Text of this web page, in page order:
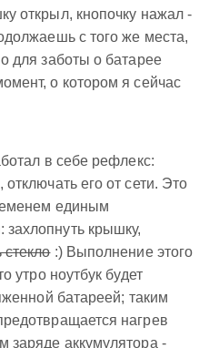
открыл, кнопочку нажал -
с того же места,
для заботы о батарее
о котором я сейчас
в себе рефлекс:
его от сети. Это
единым
крышку,
:) Выполнение этого
утро ноутбук будет
батареей; таким
нагрев
заряде аккумулятора -